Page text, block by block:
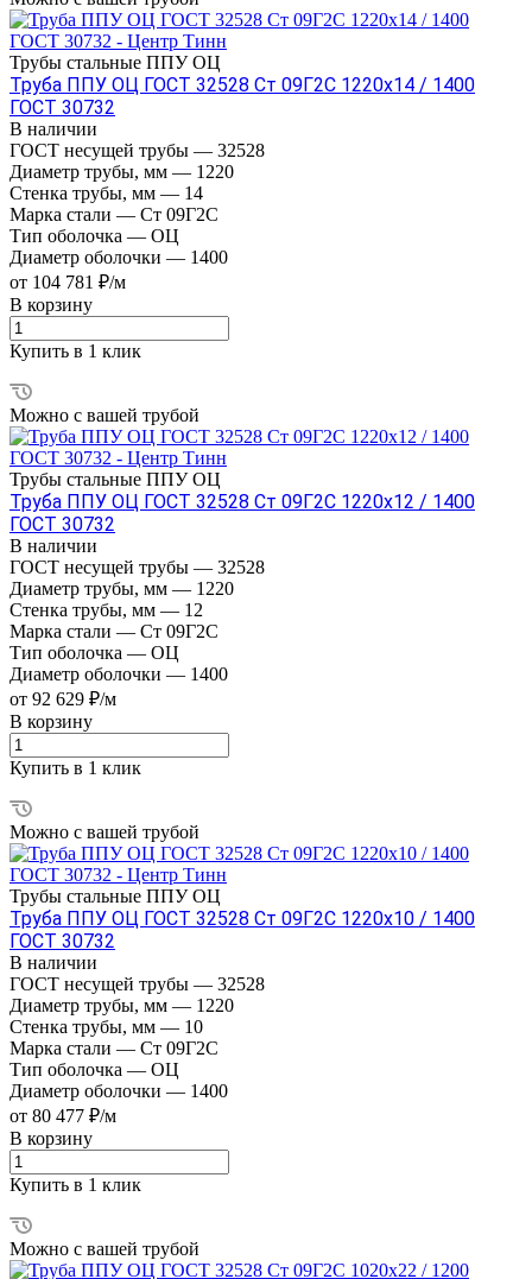
Трубы стальные ППУ ОЦ
Труба ППУ ОЦ ГОСТ 32528 Ст 09Г2С 1220x14 / 1400
ГОСТ 30732
В наличии
ГОСТ несущей трубы — 32528
Диаметр трубы, мм — 1220
Стенка трубы, мм — 14
Марка стали — Ст 09Г2С
Тип оболочка — ОЦ
Диаметр оболочки — 1400
от 104 781 ₽/м
В корзину
Купить в 1 клик
Можно с вашей трубой
Трубы стальные ППУ ОЦ
Труба ППУ ОЦ ГОСТ 32528 Ст 09Г2С 1220x12 / 1400
ГОСТ 30732
В наличии
ГОСТ несущей трубы — 32528
Диаметр трубы, мм — 1220
Стенка трубы, мм — 12
Марка стали — Ст 09Г2С
Тип оболочка — ОЦ
Диаметр оболочки — 1400
от 92 629 ₽/м
В корзину
Купить в 1 клик
Можно с вашей трубой
Трубы стальные ППУ ОЦ
Труба ППУ ОЦ ГОСТ 32528 Ст 09Г2С 1220x10 / 1400
ГОСТ 30732
В наличии
ГОСТ несущей трубы — 32528
Диаметр трубы, мм — 1220
Стенка трубы, мм — 10
Марка стали — Ст 09Г2С
Тип оболочка — ОЦ
Диаметр оболочки — 1400
от 80 477 ₽/м
В корзину
Купить в 1 клик
Можно с вашей трубой